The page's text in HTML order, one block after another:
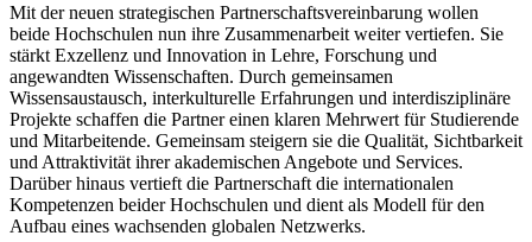
Mit der neuen strategischen Partnerschaftsvereinbarung wollen
beide Hochschulen nun ihre Zusammenarbeit weiter vertiefen. Sie
stärkt Exzellenz und Innovation in Lehre, Forschung und
angewandten Wissenschaften. Durch gemeinsamen
Wissensaustausch, interkulturelle Erfahrungen und interdisziplinäre
Projekte schaffen die Partner einen klaren Mehrwert für Studierende
und Mitarbeitende. Gemeinsam steigern sie die Qualität, Sichtbarkeit
und Attraktivität ihrer akademischen Angebote und Services.
Darüber hinaus vertieft die Partnerschaft die internationalen
Kompetenzen beider Hochschulen und dient als Modell für den
Aufbau eines wachsenden globalen Netzwerks.